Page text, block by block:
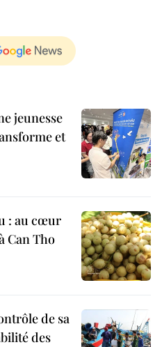
jeunesse
et
: au cœur
Can Tho
de sa
des